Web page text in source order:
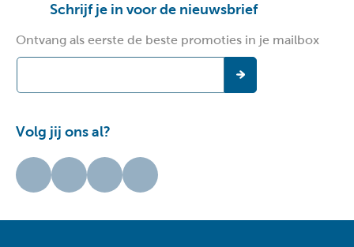
Schrijf je in voor de nieuwsbrief
Ontvang als eerste de beste promoties in je mailbox
Volg jij ons al?